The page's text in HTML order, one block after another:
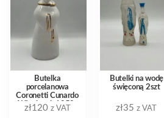
Butelka
porcelanowa
Coronetti Cunardo
Włochy ok 1950-
1970 28 cm
zł120 z VAT
Butelki na wodę
święconą 2szt
zł35 z VAT